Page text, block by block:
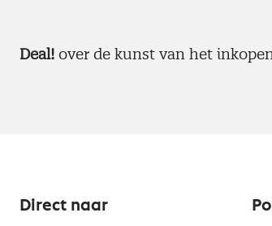
Deal! over de kunst van het
Direct naar